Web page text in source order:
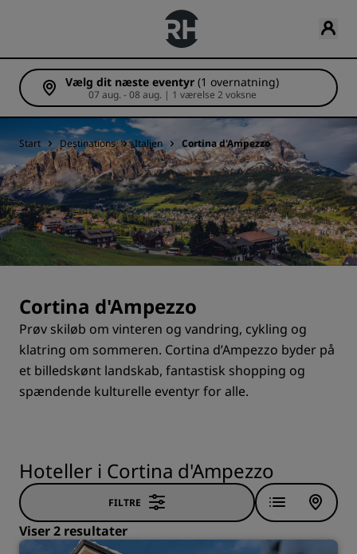
Vælg dit næste eventyr (1 overnatning)
07 aug. - 08 aug. | 1 værelse 2 voksne
Start Destinations Italien Cortina d'Ampezzo
Cortina d'Ampezzo
Prøv skiløb om vinteren og vandring, cykling og
klatring om sommeren. Cortina d’Ampezzo byder på
et billedskønt landskab, fantastisk shopping og
spændende kulturelle eventyr for alle.
Hoteller i Cortina d'Ampezzo
FILTRE
Viser 2 resultater